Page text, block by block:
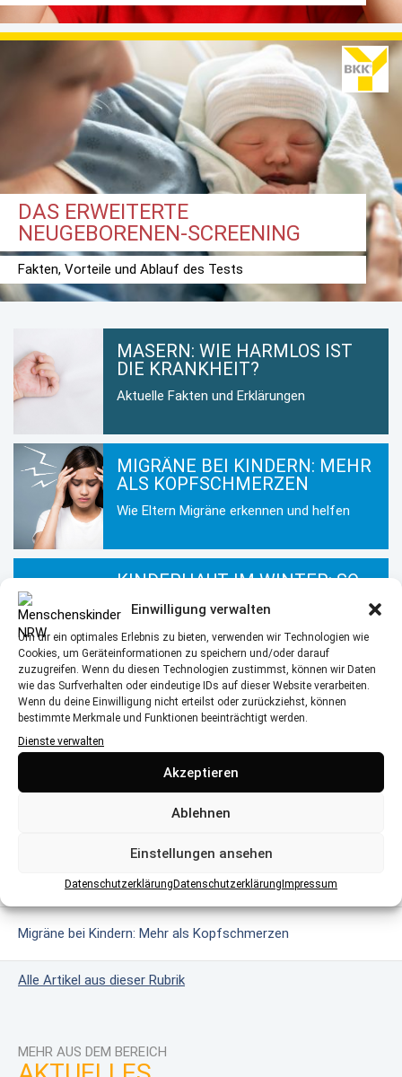
Einwilligung verwalten
Um dir ein optimales Erlebnis zu bieten, verwenden wir Technologien wie
Cookies, um Geräteinformationen zu speichern und/oder darauf
zuzugreifen. Wenn du diesen Technologien zustimmst, können wir Daten
wie das Surfverhalten oder eindeutige IDs auf dieser Website verarbeiten.
Wenn du deine Einwilligung nicht erteilst oder zurückziehst, können
bestimmte Merkmale und Funktionen beeinträchtigt werden.
Dienste verwalten
Akzeptieren
Ablehnen
Einstellungen ansehen
Datenschutzerklärung Datenschutzerklärung Impressum
DAS ERWEITERTE
NEUGEBORENEN-SCREENING
Fakten, Vorteile und Ablauf des Tests
MASERN: WIE HARMLOS IST
DIE KRANKHEIT?
Aktuelle Fakten und Erklärungen
MIGRÄNE BEI KINDERN: MEHR
ALS KOPFSCHMERZEN
Wie Eltern Migräne erkennen und helfen
KINDERHAUT IM WINTER: SO
BLEIBT SIE GESUND UND
GEPFLEGT
Hautpflege für Kinder in der kalten
Jahreszeit
MEHR AUS DEM BEREICH
Glutenintoleranz & Zöliakie: Wenn Gluten gefährlich wird
Masern: Wie harmlos ist die Krankheit?
Migräne bei Kindern: Mehr als Kopfschmerzen
Alle Artikel aus dieser Rubrik
MEHR AUS DEM BEREICH